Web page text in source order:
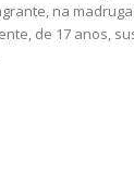
na
de 17 anos,